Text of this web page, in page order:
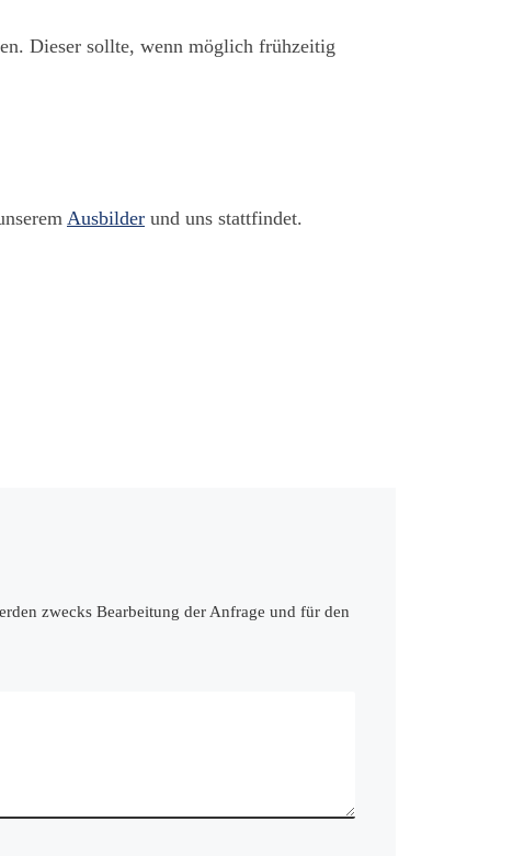
Dieser sollte, wenn möglich frühzeitig
Ausbilder und uns stattfindet.
zwecks Bearbeitung der Anfrage und für den